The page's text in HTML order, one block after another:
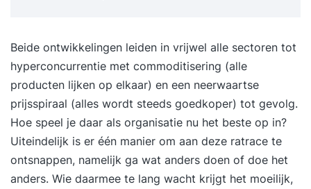
Beide ontwikkelingen leiden in vrijwel alle sectoren tot
hyperconcurrentie met commoditisering (alle
producten lijken op elkaar) en een neerwaartse
prijsspiraal (alles wordt steeds goedkoper) tot gevolg.
Hoe speel je daar als organisatie nu het beste op in?
Uiteindelijk is er één manier om aan deze ratrace te
ontsnappen, namelijk ga wat anders doen of doe het
anders. Wie daarmee te lang wacht krijgt het moeilijk,